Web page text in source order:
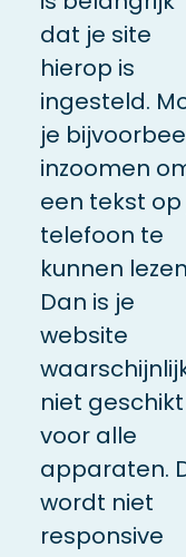
dat je site
hierop is
ingesteld.
je
inzoomen
een tekst op
telefoon te
kunnen
Dan is je
website
niet geschikt
voor alle
apparaten.
wordt niet
responsive